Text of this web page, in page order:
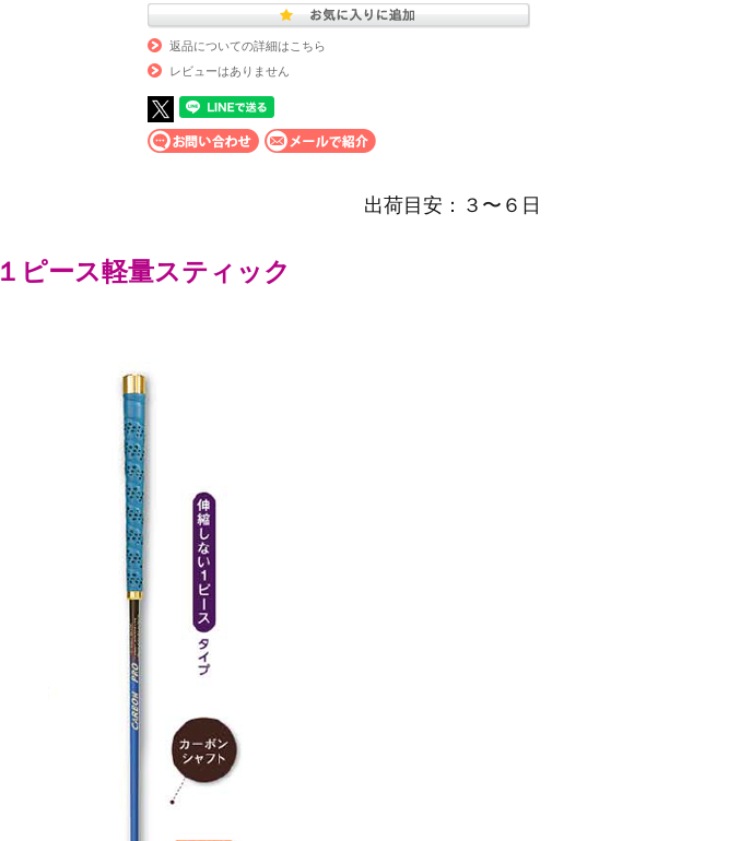
返品についての詳細はこちら
レビューはありません
出荷目安：３〜６日
１ピース軽量スティック